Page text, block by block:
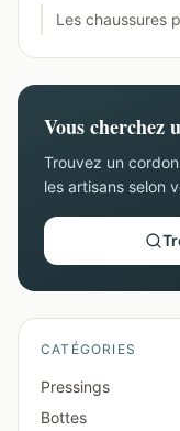
Les chaussures
Vous cherchez
Trouvez un
les artisans selon
CATÉGORIES
Pressings
Bottes